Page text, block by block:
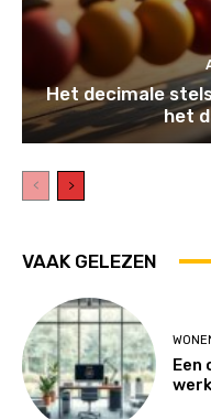
Het decimale
het
VAAK GELEZEN